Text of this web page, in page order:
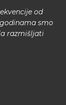
od
smo
razmišljati